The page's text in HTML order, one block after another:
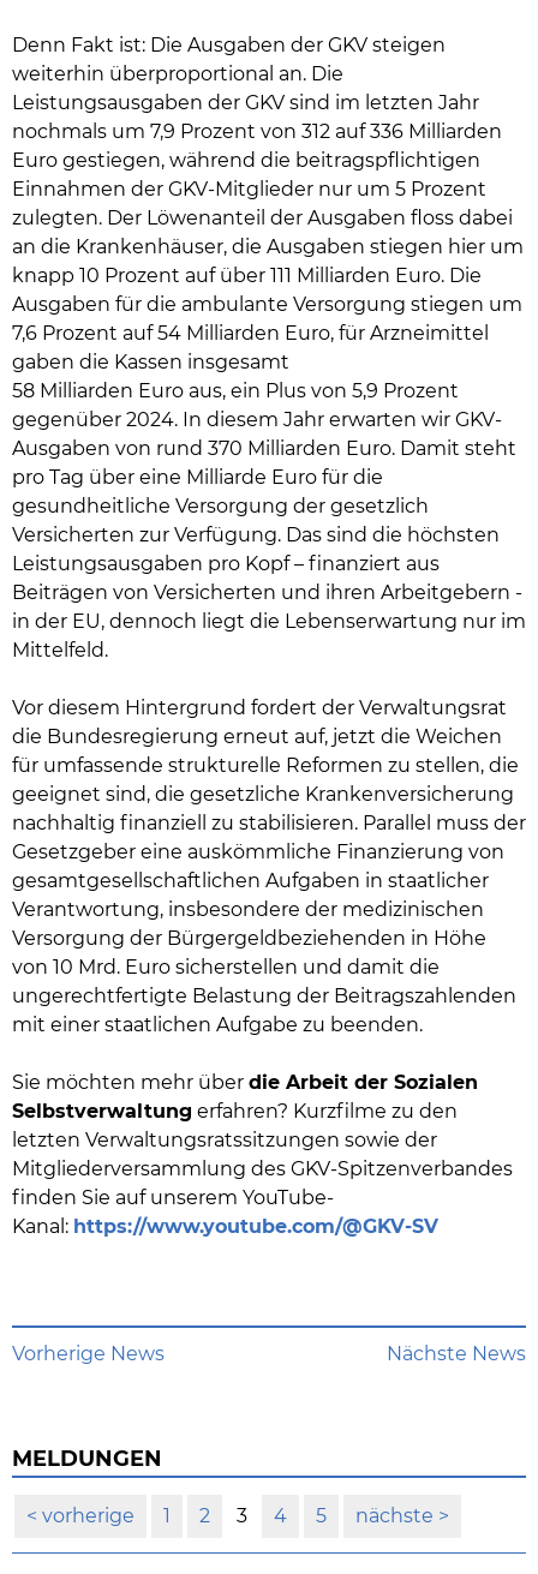
Denn Fakt ist: Die Ausgaben der GKV steigen
weiterhin überproportional an. Die
Leistungsausgaben der GKV sind im letzten Jahr
nochmals um 7,9 Prozent von 312 auf 336 Milliarden
Euro gestiegen, während die beitragspflichtigen
Einnahmen der GKV-Mitglieder nur um 5 Prozent
zulegten. Der Löwenanteil der Ausgaben floss dabei
an die Krankenhäuser, die Ausgaben stiegen hier um
knapp 10 Prozent auf über 111 Milliarden Euro. Die
Ausgaben für die ambulante Versorgung stiegen um
7,6 Prozent auf 54 Milliarden Euro, für Arzneimittel
gaben die Kassen insgesamt
58 Milliarden Euro aus, ein Plus von 5,9 Prozent
gegenüber 2024. In diesem Jahr erwarten wir GKV-
Ausgaben von rund 370 Milliarden Euro. Damit steht
pro Tag über eine Milliarde Euro für die
gesundheitliche Versorgung der gesetzlich
Versicherten zur Verfügung. Das sind die höchsten
Leistungsausgaben pro Kopf – finanziert aus
Beiträgen von Versicherten und ihren Arbeitgebern -
in der EU, dennoch liegt die Lebenserwartung nur im
Mittelfeld.
Vor diesem Hintergrund fordert der Verwaltungsrat
die Bundesregierung erneut auf, jetzt die Weichen
für umfassende strukturelle Reformen zu stellen, die
geeignet sind, die gesetzliche Krankenversicherung
nachhaltig finanziell zu stabilisieren. Parallel muss der
Gesetzgeber eine auskömmliche Finanzierung von
gesamtgesellschaftlichen Aufgaben in staatlicher
Verantwortung, insbesondere der medizinischen
Versorgung der Bürgergeldbeziehenden in Höhe
von 10 Mrd. Euro sicherstellen und damit die
ungerechtfertigte Belastung der Beitragszahlenden
mit einer staatlichen Aufgabe zu beenden.
Sie möchten mehr über die Arbeit der Sozialen
Selbstverwaltung erfahren? Kurzfilme zu den
letzten Verwaltungsratssitzungen sowie der
Mitgliederversammlung des GKV-Spitzenverbandes
finden Sie auf unserem YouTube-
Kanal: https://www.youtube.com/@GKV-SV
Vorherige News Nächste News
MELDUNGEN
vorherige 1 2 3 4 5 nächste